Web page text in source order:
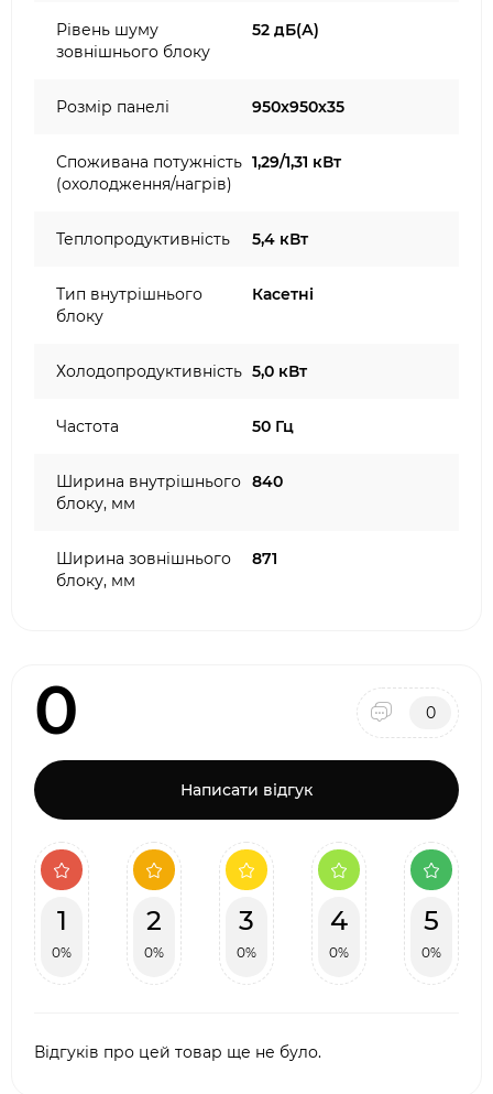
Рівень шуму
зовнішнього блоку
52 дБ(А)
Розмір панелі 950x950х35
Споживана потужність
(охолодження/нагрів)
1,29/1,31 кВт
Теплопродуктивність 5,4 кВт
Тип внутрішнього
блоку
Касетні
Холодопродуктивність 5,0 кВт
Частота 50 Гц
Ширина внутрішнього
блоку, мм
840
Ширина зовнішнього
блоку, мм
871
0 0
Написати відгук
1
0%
2
0%
3
0%
4
0%
5
0%
Відгуків про цей товар ще не було.